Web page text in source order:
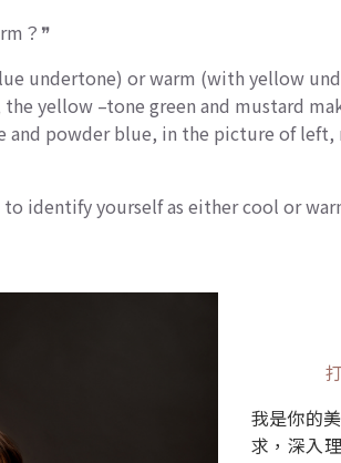
？❞
undertone) or warm (with yellow
yellow –tone green and mustard
and powder blue, in the picture of
identify yourself as either cool or
我是你的
求，深入